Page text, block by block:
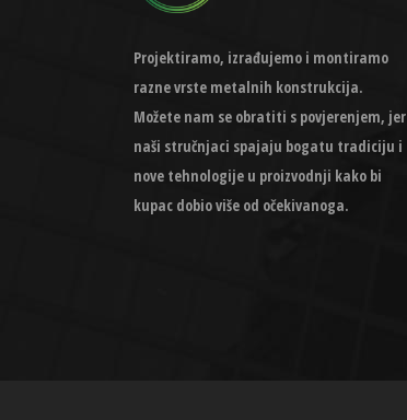
Projektiramo, izrađujemo i montiramo
razne vrste metalnih konstrukcija.
Možete nam se obratiti s povjerenjem, jer
naši stručnjaci spajaju bogatu tradiciju i
nove tehnologije u proizvodnji kako bi
kupac dobio više od očekivanoga.